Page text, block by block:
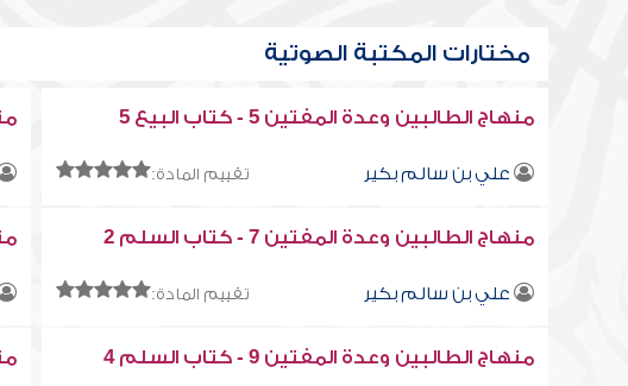
مختارات المكتبة الصوتية
منهاج الطالبين وعدة المفتين 5 - كتاب البيع 5
علي بن سالم بكير تقييم المادة:
منهاج الطالبين وعدة المفتين 7 - كتاب السلم 2
علي بن سالم بكير تقييم المادة:
منهاج الطالبين وعدة المفتين 9 - كتاب السلم 4